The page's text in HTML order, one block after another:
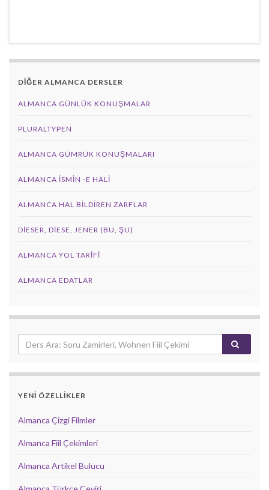
DİĞER ALMANCA DERSLER
ALMANCA GÜNLÜK KONUŞMALAR
PLURALTYPEN
ALMANCA GÜMRÜK KONUŞMALARI
ALMANCA İSMIN -E HALI
ALMANCA HAL BILDIREN ZARFLAR
DIESER, DIESE, JENER (BU, ŞU)
ALMANCA YOL TARIFI
ALMANCA EDATLAR
YENİ ÖZELLİKLER
Almanca Çizgi Filmler
Almanca Fiil Çekimleri
Almanca Artikel Bulucu